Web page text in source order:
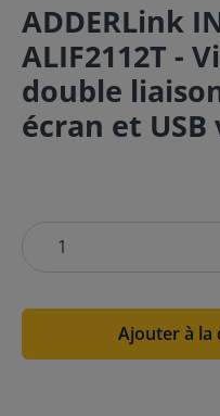
ADDERLink
ALIF2112T -
double
écran et USB
Ajouter à la